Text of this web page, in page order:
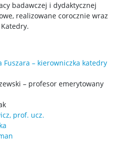
badawczej i dydaktycznej
realizowane corocznie wraz
Fuszara – kierowniczka katedry
– profesor emerytowany
prof. ucz.